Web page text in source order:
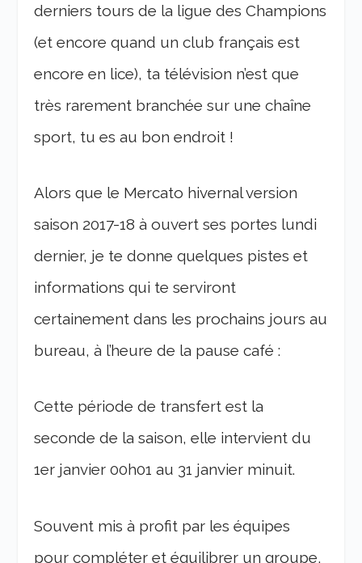
derniers tours de la ligue des Champions
(et encore quand un club français est
encore en lice), ta télévision n’est que
très rarement branchée sur une chaîne
sport, tu es au bon endroit !
Alors que le Mercato hivernal version
saison 2017-18 à ouvert ses portes lundi
dernier, je te donne quelques pistes et
informations qui te serviront
certainement dans les prochains jours au
bureau, à l’heure de la pause café :
Cette période de transfert est la
seconde de la saison, elle intervient du
1er janvier 00h01 au 31 janvier minuit.
Souvent mis à profit par les équipes
pour compléter et équilibrer un groupe,